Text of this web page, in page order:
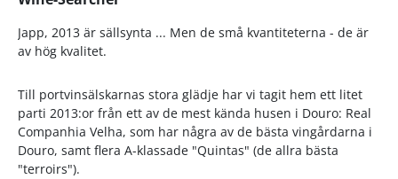
Japp, 2013 är sällsynta ... Men de små kvantiteterna - de är
av hög kvalitet.
Till portvinsälskarnas stora glädje har vi tagit hem ett litet
parti 2013:or från ett av de mest kända husen i Douro: Real
Companhia Velha, som har några av de bästa vingårdarna i
Douro, samt flera A-klassade "Quintas" (de allra bästa
"terroirs").